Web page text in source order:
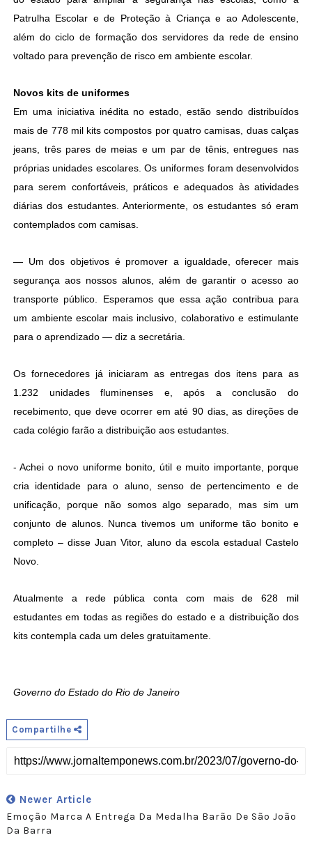
Patrulha Escolar e de Proteção à Criança e ao Adolescente,
além do ciclo de formação dos servidores da rede de ensino
voltado para prevenção de risco em ambiente escolar.
Novos kits de uniformes
Em uma iniciativa inédita no estado, estão sendo distribuídos
mais de 778 mil kits compostos por quatro camisas, duas calças
jeans, três pares de meias e um par de tênis, entregues nas
próprias unidades escolares. Os uniformes foram desenvolvidos
para serem confortáveis, práticos e adequados às atividades
diárias dos estudantes. Anteriormente, os estudantes só eram
contemplados com camisas.
— Um dos objetivos é promover a igualdade, oferecer mais
segurança aos nossos alunos, além de garantir o acesso ao
transporte público. Esperamos que essa ação contribua para
um ambiente escolar mais inclusivo, colaborativo e estimulante
para o aprendizado — diz a secretária.
Os fornecedores já iniciaram as entregas dos itens para as
1.232 unidades fluminenses e, após a conclusão do
recebimento, que deve ocorrer em até 90 dias, as direções de
cada colégio farão a distribuição aos estudantes.
- Achei o novo uniforme bonito, útil e muito importante, porque
cria identidade para o aluno, senso de pertencimento e de
unificação, porque não somos algo separado, mas sim um
conjunto de alunos. Nunca tivemos um uniforme tão bonito e
completo – disse Juan Vitor, aluno da escola estadual Castelo
Novo.
Atualmente a rede pública conta com mais de 628 mil
estudantes em todas as regiões do estado e a distribuição dos
kits contempla cada um deles gratuitamente.
Governo do Estado do Rio de Janeiro
Compartilhe
Newer Article
Emoção Marca A Entrega Da Medalha Barão De São João
Da Barra